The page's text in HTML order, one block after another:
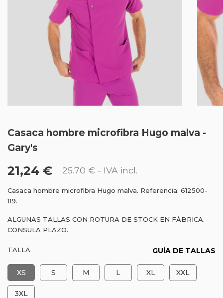
Casaca hombre microfibra Hugo malva -
Gary's
21,24 € 25.70 € - IVA incl.
Casaca hombre microfibra Hugo malva. Referencia: 612500-
119.
ALGUNAS TALLAS CON ROTURA DE STOCK EN FÁBRICA.
CONSULA PLAZO.
TALLA GUÍA DE TALLAS
XS S M L XL XXL
3XL